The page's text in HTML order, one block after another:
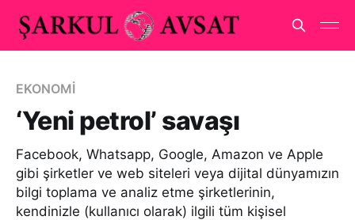
EKONOMİ
‘Yeni petrol’ savaşı
Facebook, Whatsapp, Google, Amazon ve Apple
gibi şirketler ve web siteleri veya dijital dünyamızın
bilgi toplama ve analiz etme şirketlerinin,
kendinizle (kullanıcı olarak) ilgili tüm kişisel